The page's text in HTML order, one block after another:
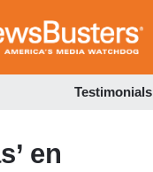
Testimonials
en